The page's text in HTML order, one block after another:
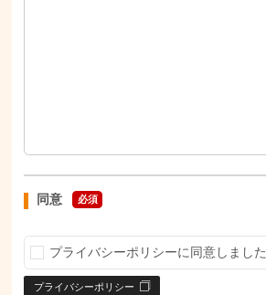
同意 必須
プライバシーポリシーに同意しました
プライバシーポリシー